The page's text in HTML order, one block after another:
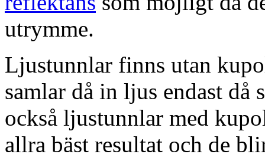
utrymme.
Ljustunnlar finns utan
samlar då in ljus endast då
också ljustunnlar med
allra bäst resultat och de